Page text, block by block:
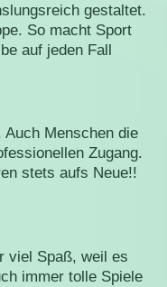
gestaltet.
So macht Sport
auf jeden Fall
Menschen die
Zugang.
stets aufs Neue!!
viel Spaß, weil es
immer tolle Spiele